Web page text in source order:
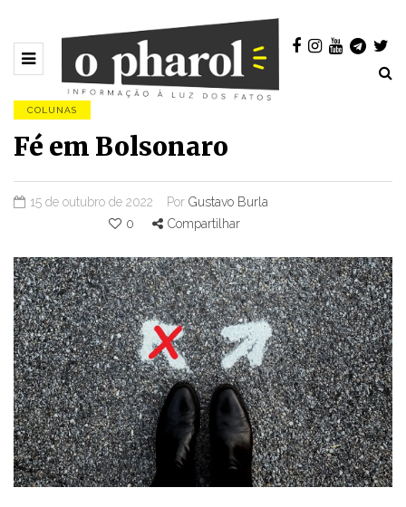
COLUNAS
Fé em Bolsonaro
15 de outubro de 2022 Por Gustavo Burla
0
Compartilhar